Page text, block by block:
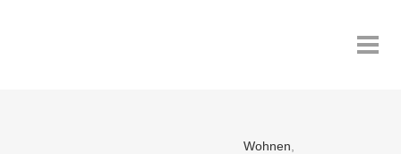
Wohnen